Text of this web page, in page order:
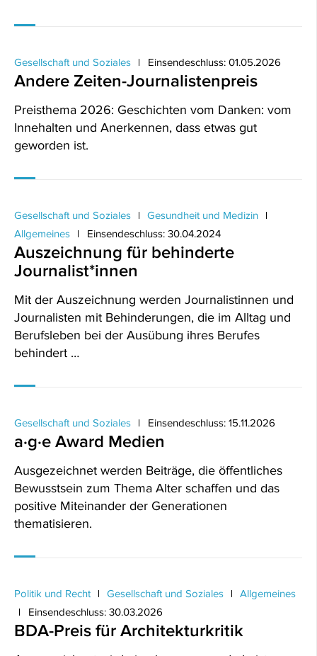
Gesellschaft und Soziales Einsendeschluss: 01.05.2026
Andere Zeiten-Journalistenpreis
Preisthema 2026: Geschichten vom Danken: vom
Innehalten und Anerkennen, dass etwas gut
geworden ist.
Gesellschaft und Soziales
Gesundheit und Medizin
Allgemeines
Einsendeschluss: 30.04.2024
Auszeichnung für behinderte
Journalist*innen
Mit der Auszeichnung werden Journalistinnen und
Journalisten mit Behinderungen, die im Alltag und
Berufsleben bei der Ausübung ihres Berufes
behindert …
Gesellschaft und Soziales Einsendeschluss: 15.11.2026
a·g·e Award Medien
Ausgezeichnet werden Beiträge, die öffentliches
Bewusstsein zum Thema Alter schaffen und das
positive Miteinander der Generationen
thematisieren.
Politik und Recht Gesellschaft und Soziales
Allgemeines
Einsendeschluss: 30.03.2026
BDA-Preis für Architekturkritik